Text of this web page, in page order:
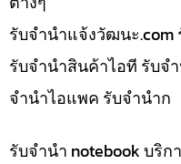
รับจํานําแจ้งวัฒนะ.com
รับจำนำสินค้าไอที รับจ
จำนำไอแพค รับจำนำก
รับจำนำ notebook บริ